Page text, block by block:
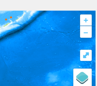
+
–
⤢